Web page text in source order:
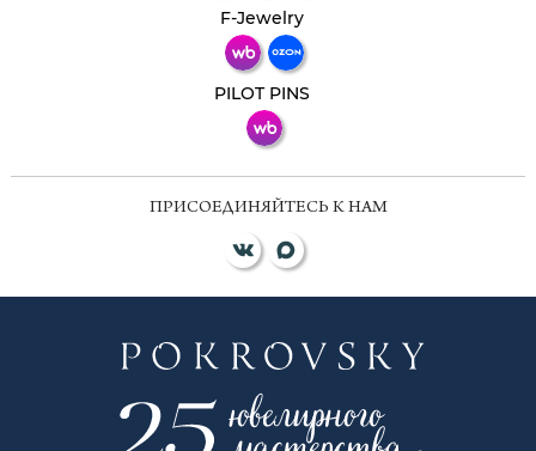
F-Jewelry
PILOT PINS
ПРИСОЕДИНЯЙТЕСЬ К НАМ